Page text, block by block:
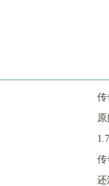
传
传
还